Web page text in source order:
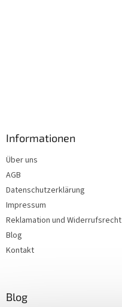
Informationen
Über uns
AGB
Datenschutzerklärung
Impressum
Reklamation und Widerrufsrecht
Blog
Kontakt
Blog